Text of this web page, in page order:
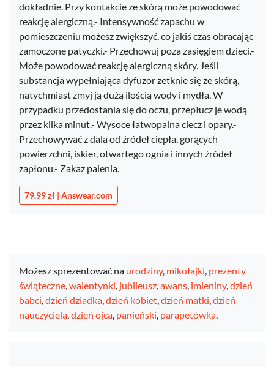
dokładnie. Przy kontakcie ze skórą może powodować
reakcję alergiczną.- Intensywność zapachu w
pomieszczeniu możesz zwiększyć, co jakiś czas obracając
zamoczone patyczki.- Przechowuj poza zasięgiem dzieci.-
Może powodować reakcję alergiczną skóry. Jeśli
substancja wypełniająca dyfuzor zetknie się ze skórą,
natychmiast zmyj ją dużą ilością wody i mydła. W
przypadku przedostania się do oczu, przepłucz je wodą
przez kilka minut.- Wysoce łatwopalna ciecz i opary.-
Przechowywać z dala od źródeł ciepła, gorących
powierzchni, iskier, otwartego ognia i innych źródeł
zapłonu.- Zakaz palenia.
79,99 zł | Answear.com
Możesz sprezentować na urodziny, mikołajki, prezenty
świąteczne,walentynki, jubileusz,awans, imieniny,dzień
babci,dzień dziadka,dzień kobiet,dzień matki,dzień
nauczyciela,dzień ojca, panieński, parapetówka.